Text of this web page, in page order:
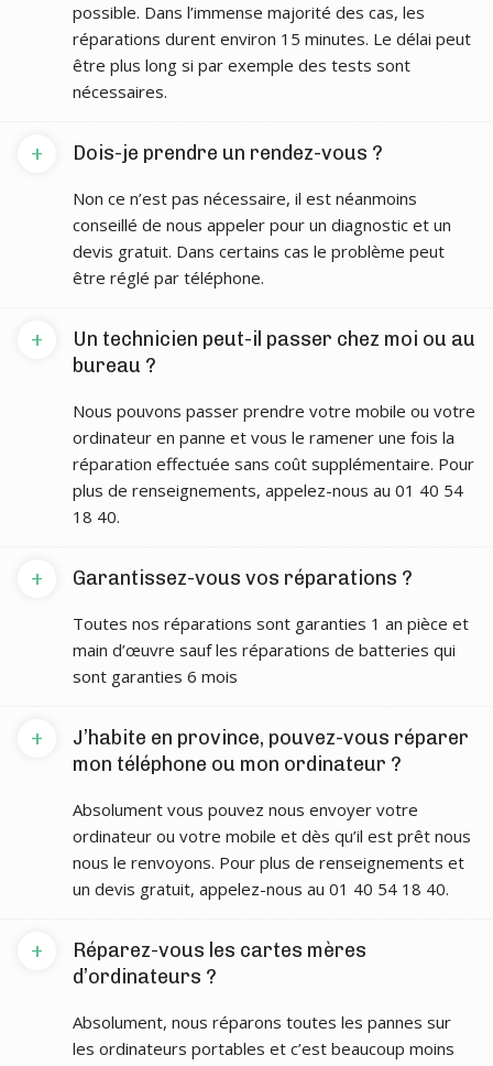
possible. Dans l’immense majorité des cas, les
réparations durent environ 15 minutes. Le délai peut
être plus long si par exemple des tests sont
nécessaires.
Dois-je prendre un rendez-vous ?
+
Non ce n’est pas nécessaire, il est néanmoins
conseillé de nous appeler pour un diagnostic et un
devis gratuit. Dans certains cas le problème peut
être réglé par téléphone.
Un technicien peut-il passer chez moi ou au
bureau ?
+
Nous pouvons passer prendre votre mobile ou votre
ordinateur en panne et vous le ramener une fois la
réparation effectuée sans coût supplémentaire. Pour
plus de renseignements, appelez-nous au 01 40 54
18 40.
Garantissez-vous vos réparations ?
+
Toutes nos réparations sont garanties 1 an pièce et
main d’œuvre sauf les réparations de batteries qui
sont garanties 6 mois
J’habite en province, pouvez-vous réparer
mon téléphone ou mon ordinateur ?
+
Absolument vous pouvez nous envoyer votre
ordinateur ou votre mobile et dès qu’il est prêt nous
nous le renvoyons. Pour plus de renseignements et
un devis gratuit, appelez-nous au 01 40 54 18 40.
Réparez-vous les cartes mères
d’ordinateurs ?
+
Absolument, nous réparons toutes les pannes sur
les ordinateurs portables et c’est beaucoup moins